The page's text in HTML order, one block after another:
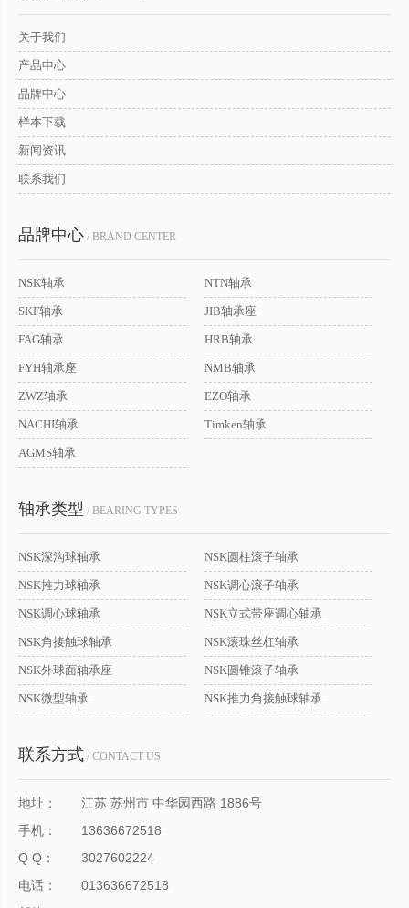
关于我们
产品中心
品牌中心
样本下载
新闻资讯
联系我们
品牌中心 / BRAND CENTER
NSK轴承 NTN轴承
SKF轴承 JIB轴承座
FAG轴承 HRB轴承
FYH轴承座 NMB轴承
ZWZ轴承 EZO轴承
NACHI轴承 Timken轴承
AGMS轴承
轴承类型 / BEARING TYPES
NSK深沟球轴承 NSK圆柱滚子轴承
NSK推力球轴承 NSK调心滚子轴承
NSK调心球轴承 NSK立式带座调心轴承
NSK角接触球轴承 NSK滚珠丝杠轴承
NSK外球面轴承座 NSK圆锥滚子轴承
NSK微型轴承 NSK推力角接触球轴承
联系方式 / CONTACT US
地址：
江苏 苏州市 中华园西路 1886号
手机：
13636672518
Q Q：
3027602224
电话：
013636672518